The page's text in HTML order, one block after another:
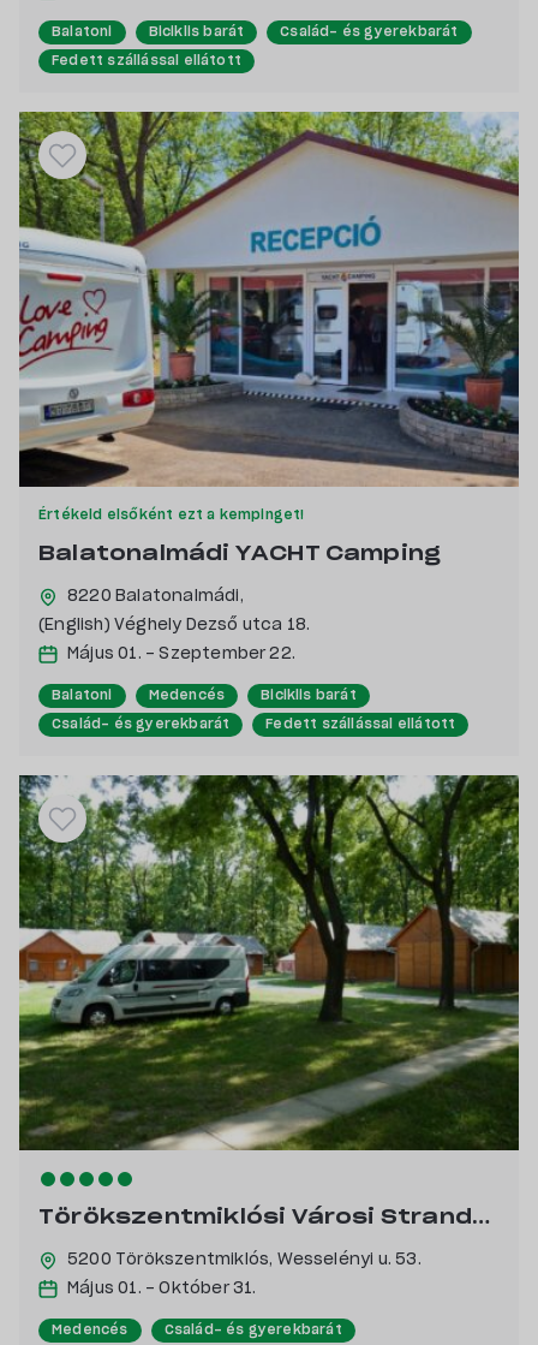
Balatoni Biciklis barát Család- és gyerekbarát
Fedett szállással ellátott
Pecás, csónakázás szerelmeseinek
Értékeld elsőként ezt a kempinget!
Balatonalmádi YACHT Camping
8220 Balatonalmádi,
(English) Véghely Dezső utca 18.
Május 01. - Szeptember 22.
Balatoni Medencés Biciklis barát
Család- és gyerekbarát Fedett szállással ellátott
Saját stranddal rendelkező
Törökszentmiklósi Városi Strandfürdő és Kemping
5200 Törökszentmiklós, Wesselényi u. 53.
Május 01. - Október 31.
Medencés Család- és gyerekbarát